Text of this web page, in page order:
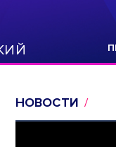
НОВОСТИ